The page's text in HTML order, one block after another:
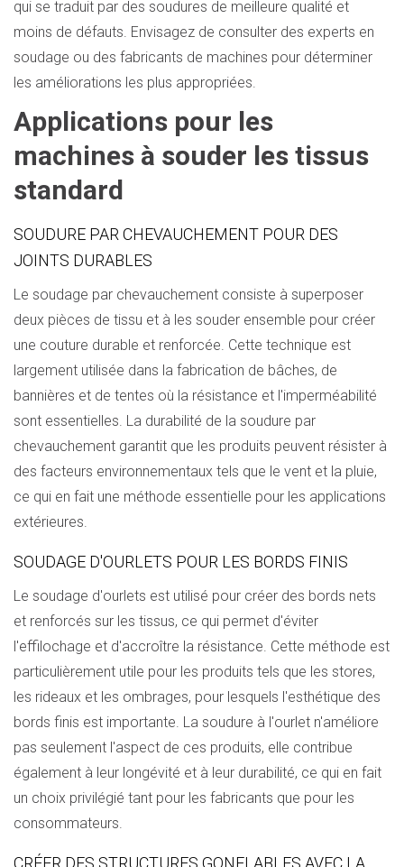
qui se traduit par des soudures de meilleure qualité et
moins de défauts. Envisagez de consulter des experts en
soudage ou des fabricants de machines pour déterminer
les améliorations les plus appropriées.
Applications pour les
machines à souder les tissus
standard
SOUDURE PAR CHEVAUCHEMENT POUR DES
JOINTS DURABLES
Le soudage par chevauchement consiste à superposer
deux pièces de tissu et à les souder ensemble pour créer
une couture durable et renforcée. Cette technique est
largement utilisée dans la fabrication de bâches, de
bannières et de tentes où la résistance et l'imperméabilité
sont essentielles. La durabilité de la soudure par
chevauchement garantit que les produits peuvent résister à
des facteurs environnementaux tels que le vent et la pluie,
ce qui en fait une méthode essentielle pour les applications
extérieures.
SOUDAGE D'OURLETS POUR LES BORDS FINIS
Le soudage d'ourlets est utilisé pour créer des bords nets
et renforcés sur les tissus, ce qui permet d'éviter
l'effilochage et d'accroître la résistance. Cette méthode est
particulièrement utile pour les produits tels que les stores,
les rideaux et les ombrages, pour lesquels l'esthétique des
bords finis est importante. La soudure à l'ourlet n'améliore
pas seulement l'aspect de ces produits, elle contribue
également à leur longévité et à leur durabilité, ce qui en fait
un choix privilégié tant pour les fabricants que pour les
consommateurs.
CRÉER DES STRUCTURES GONFLABLES AVEC LA